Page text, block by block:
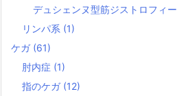
デュシェンヌ型筋ジストロフィー
リンパ系 (1)
ケガ (61)
肘内症 (1)
指のケガ (12)